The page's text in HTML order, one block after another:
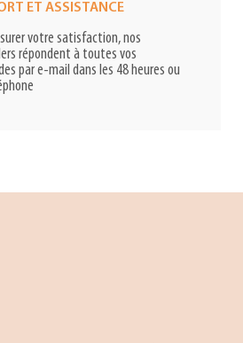
ET ASSISTANCE
votre satisfaction, nos
répondent à toutes vos
par e-mail dans les 48 heures ou